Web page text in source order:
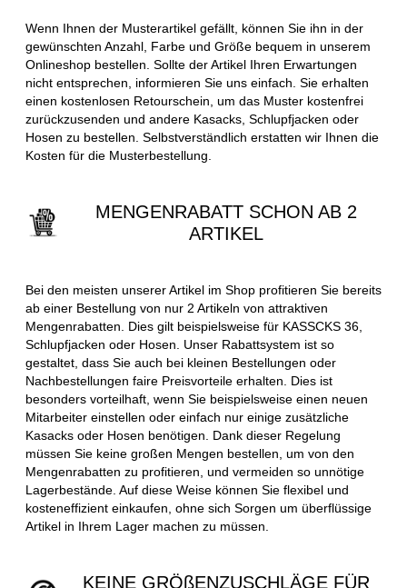
Wenn Ihnen der Musterartikel gefällt, können Sie ihn in der
gewünschten Anzahl, Farbe und Größe bequem in unserem
Onlineshop bestellen. Sollte der Artikel Ihren Erwartungen
nicht entsprechen, informieren Sie uns einfach. Sie erhalten
einen kostenlosen Retourschein, um das Muster kostenfrei
zurückzusenden und andere Kasacks, Schlupfjacken oder
Hosen zu bestellen. Selbstverständlich erstatten wir Ihnen die
Kosten für die Musterbestellung.
MENGENRABATT SCHON AB 2
ARTIKEL
Bei den meisten unserer Artikel im Shop profitieren Sie bereits
ab einer Bestellung von nur 2 Artikeln von attraktiven
Mengenrabatten. Dies gilt beispielsweise für KASSCKS 36,
Schlupfjacken oder Hosen. Unser Rabattsystem ist so
gestaltet, dass Sie auch bei kleinen Bestellungen oder
Nachbestellungen faire Preisvorteile erhalten. Dies ist
besonders vorteilhaft, wenn Sie beispielsweise einen neuen
Mitarbeiter einstellen oder einfach nur einige zusätzliche
Kasacks oder Hosen benötigen. Dank dieser Regelung
müssen Sie keine großen Mengen bestellen, um von den
Mengenrabatten zu profitieren, und vermeiden so unnötige
Lagerbestände. Auf diese Weise können Sie flexibel und
kosteneffizient einkaufen, ohne sich Sorgen um überflüssige
Artikel in Ihrem Lager machen zu müssen.
KEINE GRÖßENZUSCHLÄGE FÜR